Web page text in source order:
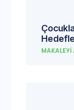
MAKALEYI